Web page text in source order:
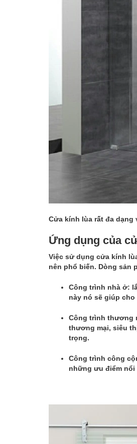
Cửa kính lùa rất đa dạng
Ứng dụng của
Việc sử dụng cửa kính
nên phổ biến. Dòng sản
Công trình nhà ở:
này nó sẽ giúp
Công trình thương
thương mại, siêu
trọng.
Công trình công
những ưu điểm nổi